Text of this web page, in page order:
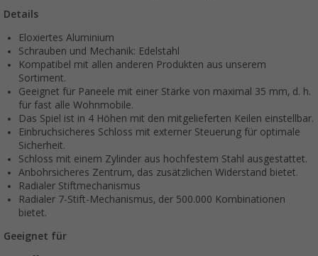
Details
Eloxiertes Aluminium
Schrauben und Mechanik: Edelstahl
Kompatibel mit allen anderen Produkten aus unserem
Sortiment.
Geeignet für Paneele mit einer Stärke von maximal 35 mm, d. h.
für fast alle Wohnmobile.
Das Spiel ist in 4 Höhen mit den mitgelieferten Keilen einstellbar.
Einbruchsicheres Schloss mit externer Steuerung für optimale
Sicherheit.
Schloss mit einem Zylinder aus hochfestem Stahl ausgestattet.
Anbohrsicheres Zentrum, das zusätzlichen Widerstand bietet.
Radialer Stiftmechanismus
Radialer 7-Stift-Mechanismus, der 500.000 Kombinationen
bietet.
Geeignet für